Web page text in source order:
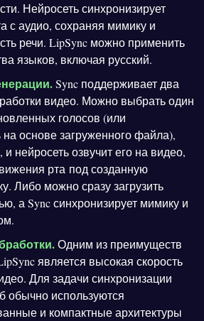
Нейросеть синхронизирует
с аудио, сохраняя мимику и
речи. LipSync можно применить
языков, включая русский.
Sync поддерживает два
видео. Можно выбрать один
голосов (или
на основе загруженного файла),
и нейросеть озвучит его на видео,
рта под созданную
Либо можно сразу загрузить
а Sync синхронизирует мимику и
Одним из преимуществ
является высокая скорость
Для задачи синхронизации
обычно используются
и компактные архитектуры